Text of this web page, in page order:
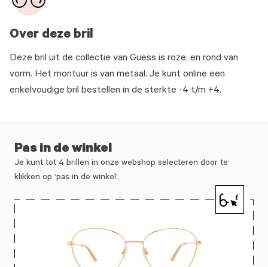
Over deze bril
Deze bril uit de collectie van Guess is roze, en rond van
vorm. Het montuur is van metaal. Je kunt online een
enkelvoudige bril bestellen in de sterkte -4 t/m +4.
Pas in de winkel
Je kunt tot 4 brillen in onze webshop selecteren door te
klikken op ‘pas in de winkel’.